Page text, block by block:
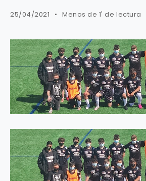
25/04/2021 Menos de 1' de lectura